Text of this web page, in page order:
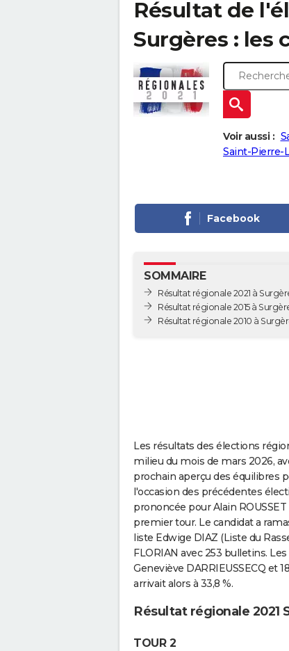
Résultat de
Surgères : les
Voir aussi :
Saint-Pierre-
Facebook
SOMMAIRE
Résultat régionale 2021 à
Résultat régionale 2015 à
Résultat régionale 2010 à
Les résultats des élections
milieu du mois de mars 2026,
prochain aperçu des équilibres
l'occasion des précédentes
prononcée pour Alain
premier tour. Le candidat a
liste Edwige DIAZ (Liste du
FLORIAN avec 253 bulletins.
Geneviève DARRIEUSSECQ et
arrivait alors à 33,8 %.
Résultat régionale 2021
TOUR 2